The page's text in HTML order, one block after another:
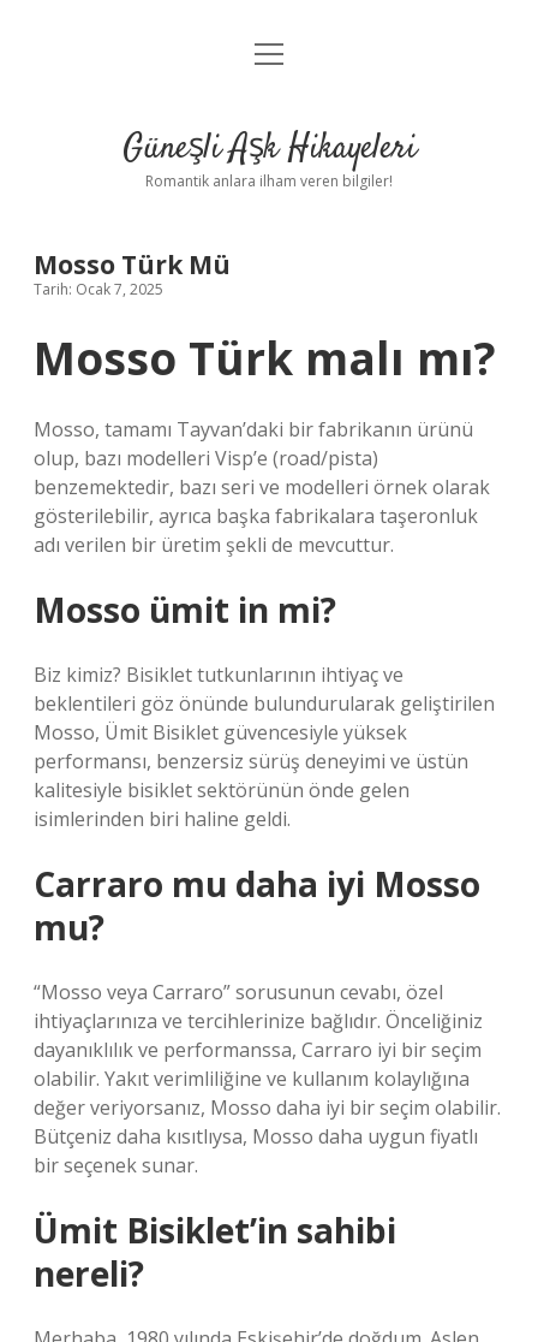
Anasayfa
Yasal Uyarı
menüyü
Güneşli Aşk Hikayeleri
Romantik anlara ilham veren bilgiler!
Mosso Türk Mü
Tarih: Ocak 7, 2025
Mosso Türk malı mı?
Mosso, tamamı Tayvan’daki bir fabrikanın ürünü
olup, bazı modelleri Visp’e (road/pista)
benzemektedir, bazı seri ve modelleri örnek olarak
gösterilebilir, ayrıca başka fabrikalara taşeronluk
adı verilen bir üretim şekli de mevcuttur.
Mosso ümit in mi?
Biz kimiz? Bisiklet tutkunlarının ihtiyaç ve
beklentileri göz önünde bulundurularak geliştirilen
Mosso, Ümit Bisiklet güvencesiyle yüksek
performansı, benzersiz sürüş deneyimi ve üstün
kalitesiyle bisiklet sektörünün önde gelen
isimlerinden biri haline geldi.
Carraro mu daha iyi Mosso
mu?
“Mosso veya Carraro” sorusunun cevabı, özel
ihtiyaçlarınıza ve tercihlerinize bağlıdır. Önceliğiniz
dayanıklılık ve performanssa, Carraro iyi bir seçim
olabilir. Yakıt verimliliğine ve kullanım kolaylığına
değer veriyorsanız, Mosso daha iyi bir seçim olabilir.
Bütçeniz daha kısıtlıysa, Mosso daha uygun fiyatlı
bir seçenek sunar.
Ümit Bisiklet’in sahibi
nereli?